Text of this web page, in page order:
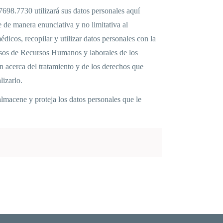
utilizará sus datos personales aquí
de manera enunciativa y no limitativa al
recopilar y utilizar datos personales con la
de Recursos Humanos y laborales de los
acerca del tratamiento y de los derechos que
y proteja los datos personales que le